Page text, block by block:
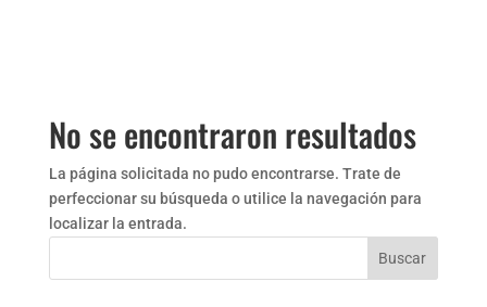
No se encontraron resultados
La página solicitada no pudo encontrarse. Trate de
perfeccionar su búsqueda o utilice la navegación para
localizar la entrada.